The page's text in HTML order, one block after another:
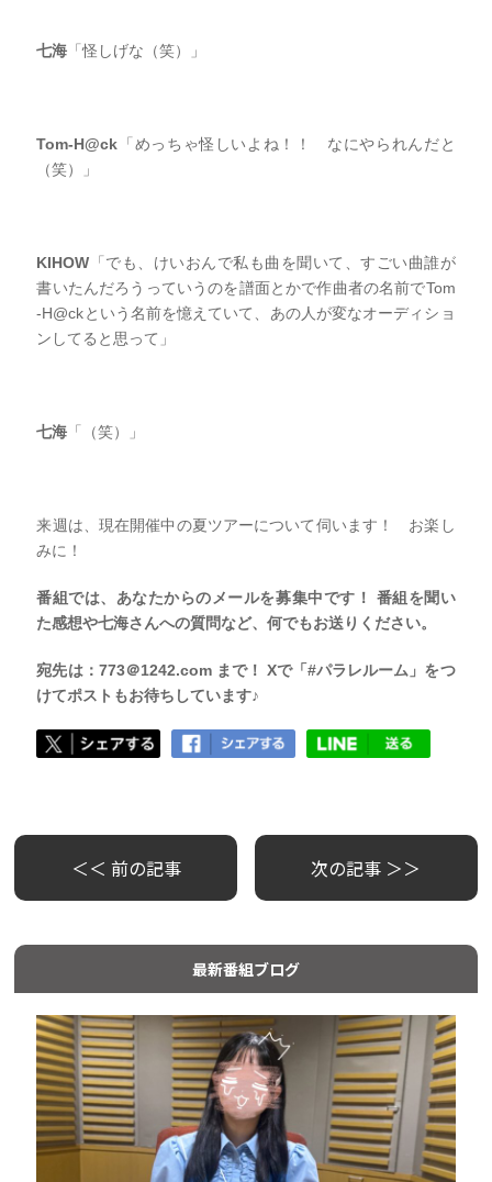
七海 「怪しげな（笑）」
Tom-H@ck 「めっちゃ怪しいよね！！ なにやられんだと
（笑）」
KIHOW 「でも、けいおんで私も曲を聞いて、すごい曲誰が
書いたんだろうっていうのを譜面とかで作曲者の名前でTom
-H@ckという名前を憶えていて、あの人が変なオーディショ
ンしてると思って」
七海 「（笑）」
来週は、現在開催中の夏ツアーについて伺います！ お楽し
みに！
番組では、あなたからのメールを募集中です！ 番組を聞い
た感想や七海さんへの質問など、何でもお送りください。
宛先は：773＠1242.com まで！ Xで「#パラレルーム」をつ
けてポストもお待ちしています♪
＜＜ 前の記事 次の記事 ＞＞
最新番組ブログ